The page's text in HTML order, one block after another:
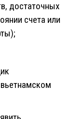
достаточных
счета или